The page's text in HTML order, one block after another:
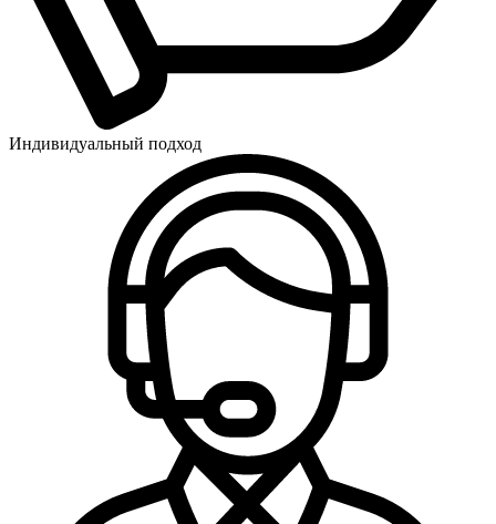
Индивидуальный подход